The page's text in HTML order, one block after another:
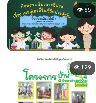
👁 65
👁 129